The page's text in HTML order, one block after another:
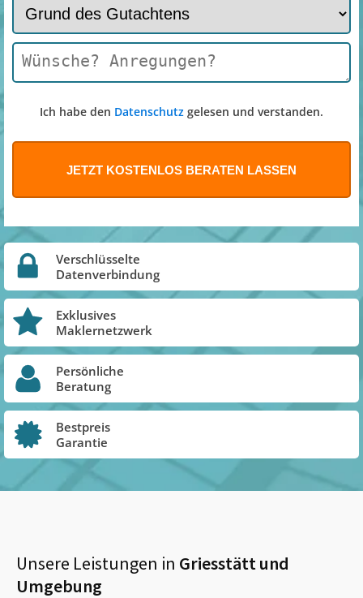
Ich habe den Datenschutz gelesen und verstanden.
Verschlüsselte
Datenverbindung
Exklusives
Maklernetzwerk
Persönliche
Beratung
Bestpreis
Garantie
Unsere Leistungen in Griesstättund
Umgebung